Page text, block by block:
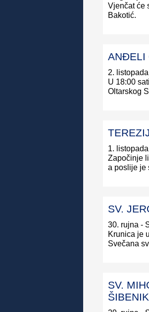
Vjenčat će
Bakotić.
ANĐELI
2.
U 18:00
Oltarskog
1.
Započinje
a poslije je
SV.
30. rujna -
Krunica je
Svečana
SV.